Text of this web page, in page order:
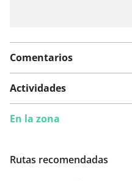
Comentarios
Actividades
En la zona
Rutas recomendadas